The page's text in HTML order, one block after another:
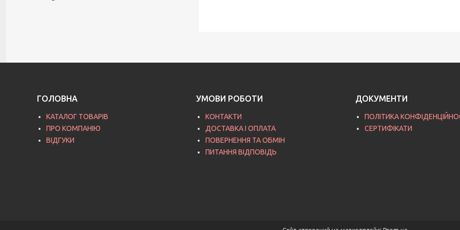
ГОЛОВНА
КАТАЛОГ ТОВАРІВ
ПРО КОМПАНІЮ
ВІДГУКИ
УМОВИ РОБОТИ
КОНТАКТИ
ДОСТАВКА І ОПЛАТА
ПОВЕРНЕННЯ ТА ОБМІН
ПИТАННЯ ВІДПОВІДЬ
ДОКУМЕНТИ
ПОЛІТИКА
СЕРТИФІКАТИ